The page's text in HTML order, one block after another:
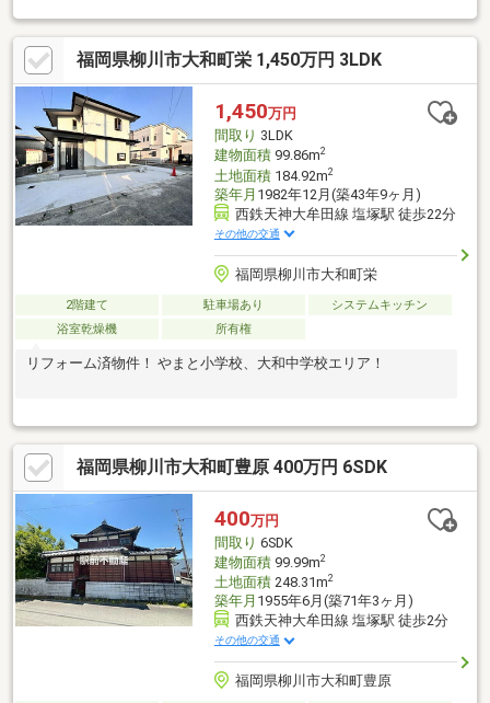
ースがあり、収納や趣味にも活用OK！さらに、リビング続きの洋
室や書斎（2階）もあり、多彩なライフスタイルに対応◎快適＆便
利な住まいをぜひご覧ください！
福岡県柳川市大和町栄 1,450万円 3LDK
1,450万円
間取り 3LDK
建物面積99.86m2
土地面積184.92m2
築年月 1982年12月(築43年9ヶ月)
西鉄天神大牟田線 塩塚駅 徒歩22分
その他の交通
福岡県柳川市大和町栄
2階建て 駐車場あり
システムキッチン
浴室乾燥機
所有権
リフォーム済物件！ やまと小学校、大和中学校エリア！
福岡県柳川市大和町豊原 400万円 6SDK
400万円
間取り 6SDK
建物面積99.99m2
土地面積248.31m2
築年月 1955年6月(築71年3ヶ月)
西鉄天神大牟田線 塩塚駅 徒歩2分
その他の交通
福岡県柳川市大和町豊原